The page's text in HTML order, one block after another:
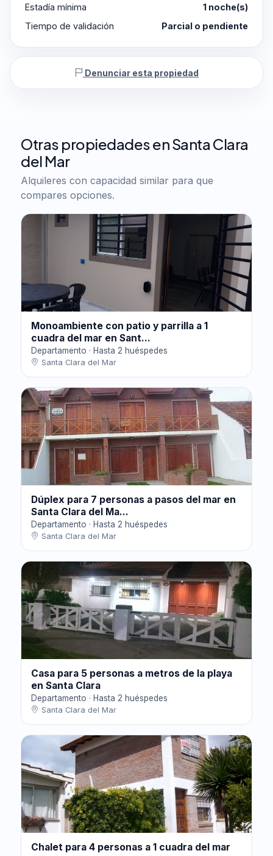
Estadía mínima
1 noche(s)
Tiempo de validación
Parcial o pendiente
Denunciar esta propiedad
Otras propiedades en Santa Clara
del Mar
Alquileres con capacidad similar para que
compares opciones.
Monoambiente con patio y parrilla a 1
cuadra del mar en Sant...
Departamento · Hasta 2 huéspedes
Santa Clara del Mar
Dúplex para 7 personas a pasos del mar en
Santa Clara del Ma...
Departamento · Hasta 2 huéspedes
Santa Clara del Mar
Casa para 5 personas a metros de la playa
en Santa Clara
Departamento · Hasta 2 huéspedes
Santa Clara del Mar
Chalet para 4 personas a 1 cuadra del mar